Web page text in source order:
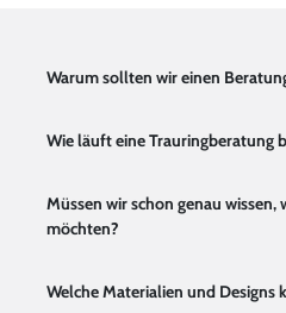
Warum sollten wir einen
Wie läuft eine Trauringberatung
Müssen wir schon genau wissen,
möchten?
Welche Materialien und Designs